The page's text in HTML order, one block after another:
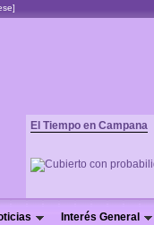
]
El Tiempo en Campana
Interés General